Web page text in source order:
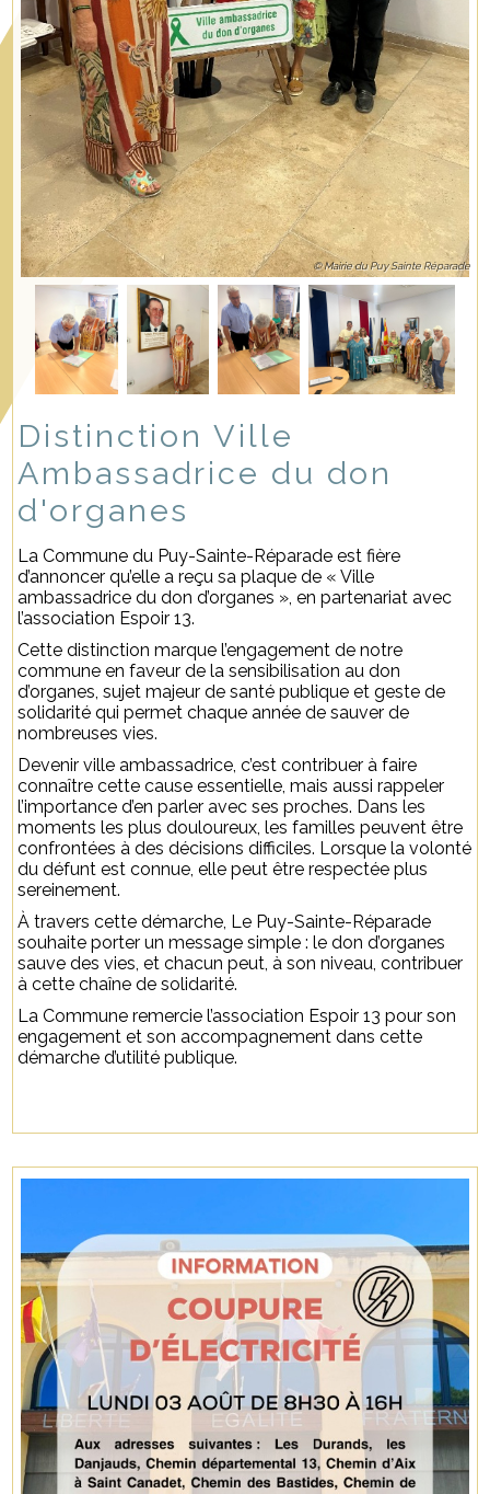
© Mairie du Puy Sainte Réparade
Distinction Ville
Ambassadrice du don
d'organes
La Commune du Puy-Sainte-Réparade est fière
d’annoncer qu’elle a reçu sa plaque de « Ville
ambassadrice du don d’organes », en partenariat avec
l’association Espoir 13.
Cette distinction marque l’engagement de notre
commune en faveur de la sensibilisation au don
d’organes, sujet majeur de santé publique et geste de
solidarité qui permet chaque année de sauver de
nombreuses vies.
Devenir ville ambassadrice, c’est contribuer à faire
connaître cette cause essentielle, mais aussi rappeler
l’importance d’en parler avec ses proches. Dans les
moments les plus douloureux, les familles peuvent être
confrontées à des décisions difficiles. Lorsque la volonté
du défunt est connue, elle peut être respectée plus
sereinement.
À travers cette démarche, Le Puy-Sainte-Réparade
souhaite porter un message simple : le don d’organes
sauve des vies, et chacun peut, à son niveau, contribuer
à cette chaîne de solidarité.
La Commune remercie l’association Espoir 13 pour son
engagement et son accompagnement dans cette
démarche d’utilité publique.